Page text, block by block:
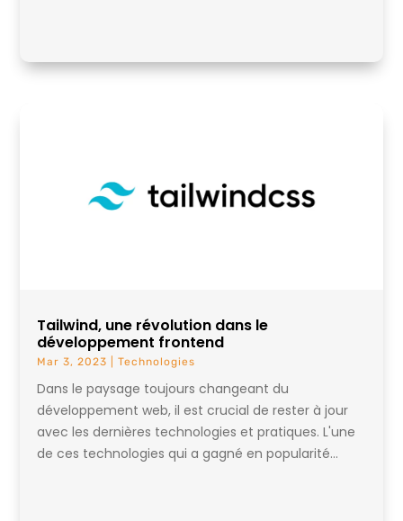
Tailwind, une révolution dans le
développement frontend
Mar 3, 2023 |Technologies
Dans le paysage toujours changeant du
développement web, il est crucial de rester à jour
avec les dernières technologies et pratiques. L'une
de ces technologies qui a gagné en popularité...